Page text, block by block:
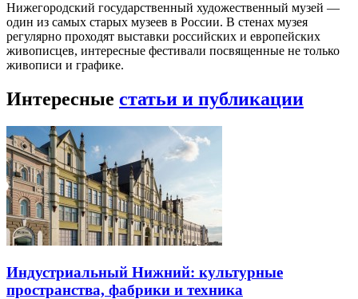
Нижегородский государственный художественный музей —
один из самых старых музеев в России. В стенах музея
регулярно проходят выставки российских и европейских
живописцев, интересные фестивали посвященные не только
живописи и графике.
Интересные статьи и публикации
Индустриальный Нижний: культурные
пространства, фабрики и техника